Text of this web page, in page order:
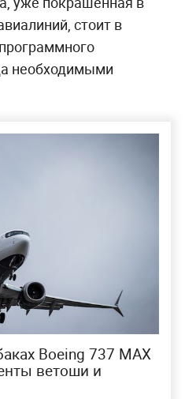
стоит в
необходимыми
Boeing 737 MAX
ветоши и